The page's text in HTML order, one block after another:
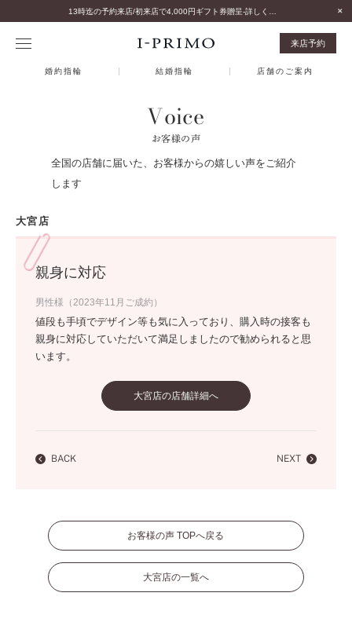
来店予約
婚約指輪 結婚指輪 店舗のご案内
Voice
お客様の声
全国の店舗に届いた、お客様からの嬉しい声をご紹介
します
大宮店
親身に対応
男性様（2023年11月ご成約）
値段も手頃でデザイン等も気に入っており、購入時の接客も
親身に対応していただいて満足しましたので勧められると思
います。
大宮店の店舗詳細へ
BACK NEXT
お客様の声 TOPへ戻る
大宮店の一覧へ